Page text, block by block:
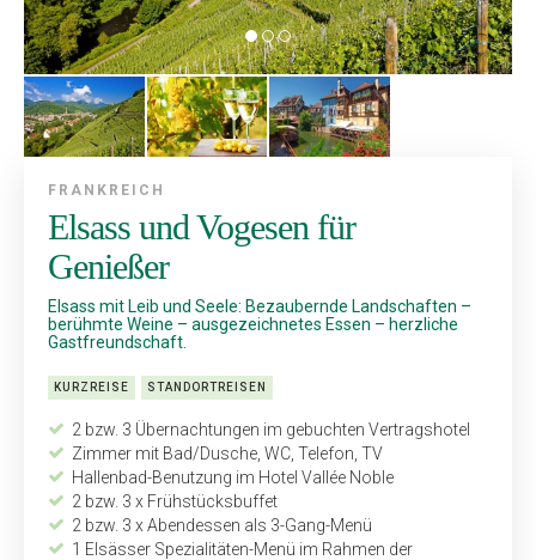
FRANKREICH
Elsass und Vogesen für
Genießer
Elsass mit Leib und Seele: Bezaubernde Landschaften –
berühmte Weine – ausgezeichnetes Essen – herzliche
Gastfreundschaft.
KURZREISE STANDORTREISEN
2 bzw. 3 Übernachtungen im gebuchten Vertragshotel
Zimmer mit Bad/Dusche, WC, Telefon, TV
Hallenbad-Benutzung im Hotel Vallée Noble
2 bzw. 3 x Frühstücksbuffet
2 bzw. 3 x Abendessen als 3-Gang-Menü
1 Elsässer Spezialitäten-Menü im Rahmen der